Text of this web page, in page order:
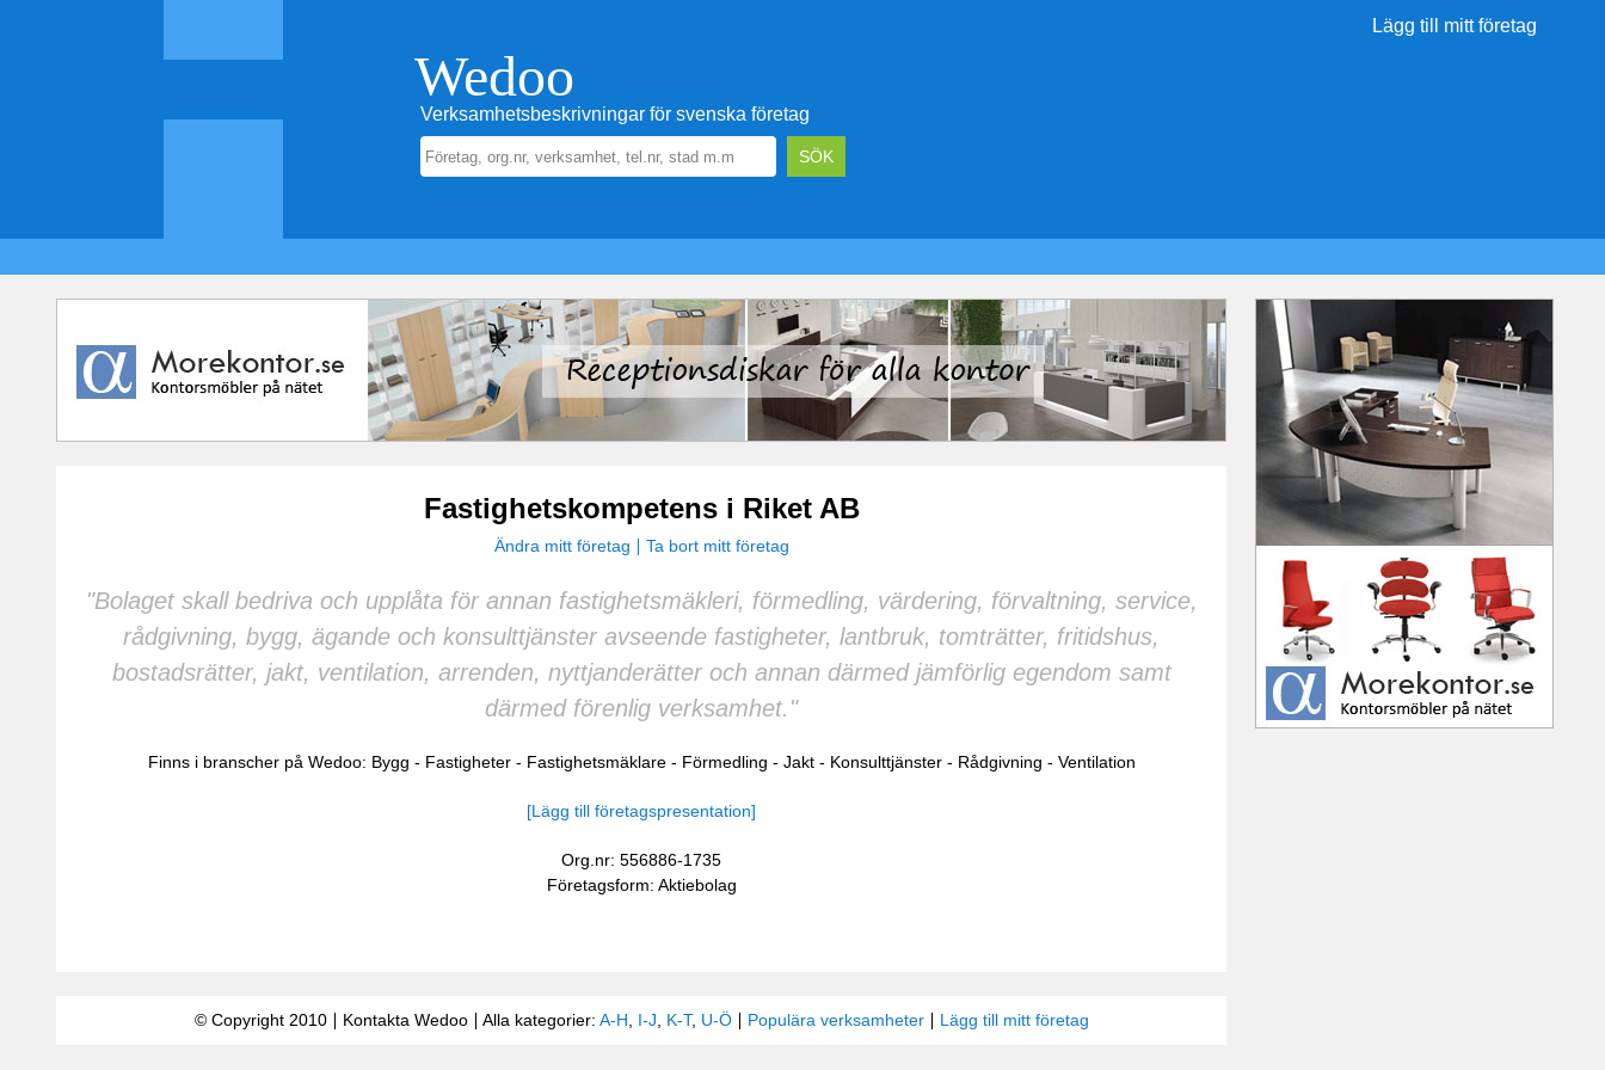
Lägg till mitt företag
Wedoo
Verksamhetsbeskrivningar för svenska företag
Fastighetskompetens i Riket AB
Ändra mitt företag Ta bort mitt företag
"Bolaget skall bedriva och upplåta för annan fastighetsmäkleri, förmedling, värdering, förvaltning, service,
rådgivning, bygg, ägande och konsulttjänster avseende fastigheter, lantbruk, tomträtter, fritidshus,
bostadsrätter, jakt, ventilation, arrenden, nyttjanderätter och annan därmed jämförlig egendom samt
därmed förenlig verksamhet."
Finns i branscher på Wedoo: Bygg - Fastigheter- Fastighetsmäklare- Förmedling - Jakt- Konsulttjänster- Rådgivning - Ventilation
[Lägg till företagspresentation]
Org.nr: 556886-1735
Företagsform: Aktiebolag
© Copyright 2010 Kontakta Wedoo Alla kategorier: A-H I-J K-T, U-Ö Populära verksamheter Lägg till mitt företag